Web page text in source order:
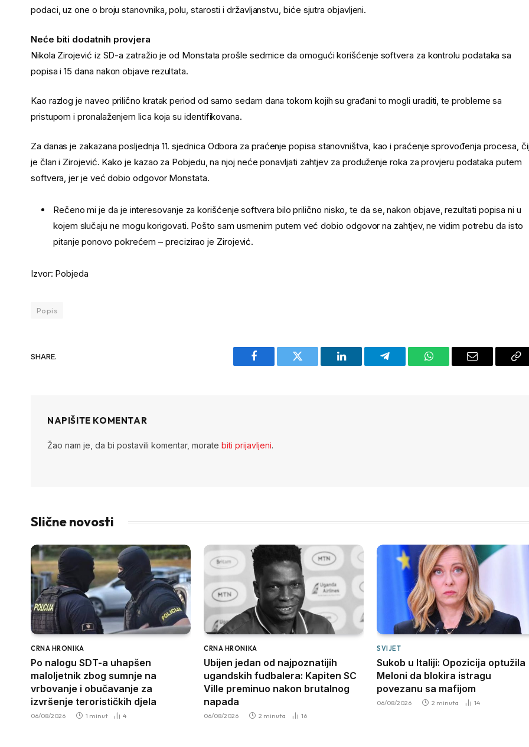
podaci, uz one o broju stanovnika, polu, starosti i državljanstvu, biće sjutra objavljeni.
Neće biti dodatnih provjera
Nikola Zirojević iz SD-a zatražio je od Monstata prošle sedmice da omogući korišćenje softvera za kontrolu podataka sa
popisa i 15 dana nakon objave rezultata.
Kao razlog je naveo prilično kratak period od samo sedam dana tokom kojih su građani to mogli uraditi, te probleme sa
pristupom i pronalaženjem lica koja su identifikovana.
Za danas je zakazana posljednja 11. sjednica Odbora za praćenje popisa stanovništva, kao i praćenje sprovođenja procesa,
je član i Zirojević. Kako je kazao za Pobjedu, na njoj neće ponavljati zahtjev za produženje roka za provjeru podataka putem
softvera, jer je već dobio odgovor Monstata.
Rečeno mi je da je interesovanje za korišćenje softvera bilo prilično nisko, te da se, nakon objave, rezultati popisa ni u
kojem slučaju ne mogu korigovati. Pošto sam usmenim putem već dobio odgovor na zahtjev, ne vidim potrebu da isto
pitanje ponovo pokrećem – precizirao je Zirojević.
Izvor: Pobjeda
Popis
SHARE.
Facebook Twitter LinkedIn Telegram WhatsAppEmail
NAPIŠITE KOMENTAR
Žao nam je, da bi postavili komentar, morate biti prijavljeni.
Slične novosti
CRNA HRONIKA
Po nalogu SDT-a uhapšen
maloljetnik zbog sumnje na
vrbovanje i obučavanje za
izvršenje terorističkih djela
06/08/2026 1 minut 4
CRNA HRONIKA
Ubijen jedan od najpoznatijih
ugandskih fudbalera: Kapiten SC
Ville preminuo nakon brutalnog
napada
06/08/2026 2 minuta 16
SVIJET
Sukob u Italiji: Opozicija optužila
Meloni da blokira istragu
povezanu sa mafijom
06/08/2026 2 minuta 14